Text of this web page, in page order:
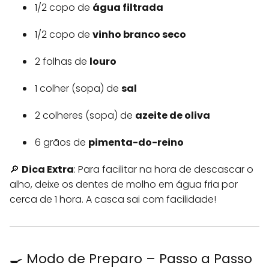
1/2 copo de água filtrada
1/2 copo de vinho branco seco
2 folhas de louro
1 colher (sopa) de sal
2 colheres (sopa) de azeite de oliva
6 grãos de pimenta-do-reino
🔎 Dica Extra: Para facilitar na hora de descascar o
alho, deixe os dentes de molho em água fria por
cerca de 1 hora. A casca sai com facilidade!
🍳 Modo de Preparo – Passo a Passo